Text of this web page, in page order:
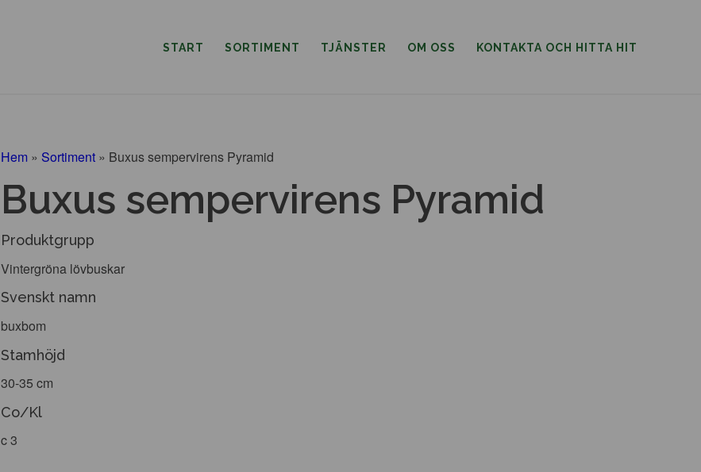
START SORTIMENT TJÄNSTER OM OSS KONTAKTA OCH HITTA HIT
Hem » Sortiment » Buxus sempervirens Pyramid
Buxus sempervirens Pyramid
Produktgrupp
Vintergröna lövbuskar
Svenskt namn
buxbom
Stamhöjd
30-35 cm
Co/Kl
c 3